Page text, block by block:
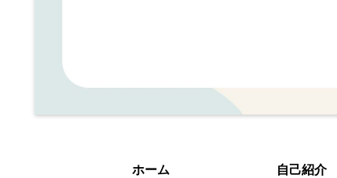
ホーム 自己紹介